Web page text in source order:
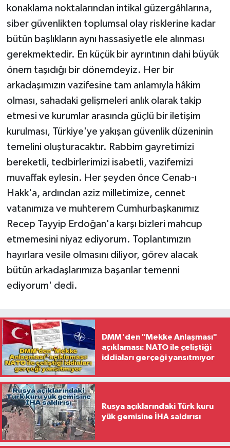
konaklama noktalarından intikal güzergâhlarına,
siber güvenlikten toplumsal olay risklerine kadar
bütün başlıkların aynı hassasiyetle ele alınması
gerekmektedir. En küçük bir ayrıntının dahi büyük
önem taşıdığı bir dönemdeyiz. Her bir
arkadaşımızın vazifesine tam anlamıyla hâkim
olması, sahadaki gelişmeleri anlık olarak takip
etmesi ve kurumlar arasında güçlü bir iletişim
kurulması, Türkiye'ye yakışan güvenlik düzeninin
temelini oluşturacaktır. Rabbim gayretimizi
bereketli, tedbirlerimizi isabetli, vazifemizi
muvaffak eylesin. Her şeyden önce Cenab-ı
Hakk'a, ardından aziz milletimize, cennet
vatanımıza ve muhterem Cumhurbaşkanımız
Recep Tayyip Erdoğan'a karşı bizleri mahcup
etmemesini niyaz ediyorum. Toplantımızın
hayırlara vesile olmasını diliyor, görev alacak
bütün arkadaşlarımıza başarılar temenni
ediyorum' dedi.
DMM'den "Mekke Anlaşması"
açıklaması: NATO ile çeliştiği
iddiaları gerçeği yansıtmıyor
Rusya açıklarındaki Türk kuru
yük gemisine İHA saldırısı